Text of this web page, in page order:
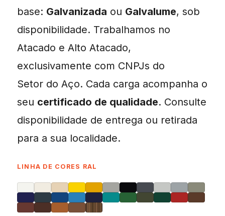
base: Galvanizada ou Galvalume, sob
disponibilidade. Trabalhamos no
Atacado e Alto Atacado,
exclusivamente com CNPJs do
Setor do Aço. Cada carga acompanha o
seu certificado de qualidade. Consulte
disponibilidade de entrega ou retirada
para a sua localidade.
LINHA DE CORES RAL